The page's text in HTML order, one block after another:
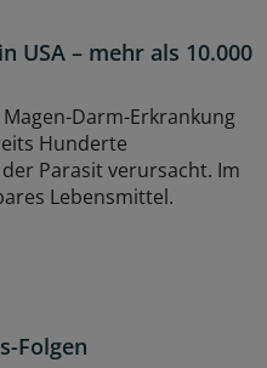
USA – mehr als 10.000
Darm-Erkrankung
Hunderte
Parasit verursacht. Im
Lebensmittel.
Folgen